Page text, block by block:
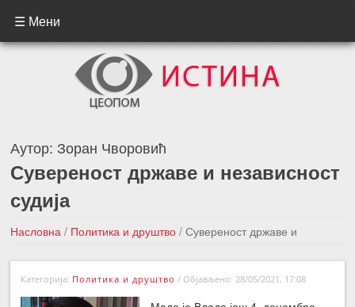
☰ Мени
Аутор: Зоран Чворовић
Сувереност државе и независност
судија
Насловна / Политика и друштво / Сувереност државе и
независност судија
←Претходна вест
Следећа вест →
Категорија: Политика и друштво / Објављено: 28/05/2021, 17:08